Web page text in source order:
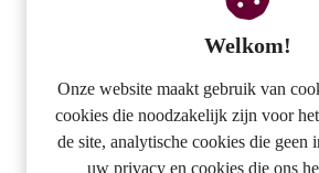
Analyse pensioenschade
Pensioenakkoord
Welkom!
Onze website maakt gebruik van
cookies die noodzakelijk zijn voor
de site, analytische cookies die geen
uw privacy en cookies die ons